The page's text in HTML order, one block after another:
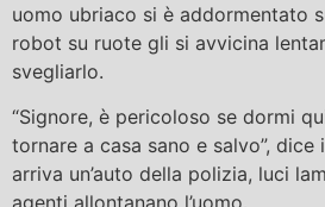
uomo ubriaco si è addormentato
robot su ruote gli si avvicina
svegliarlo.
“Signore, è pericoloso se dormi
tornare a casa sano e salvo”,
arriva un’auto della polizia, luci